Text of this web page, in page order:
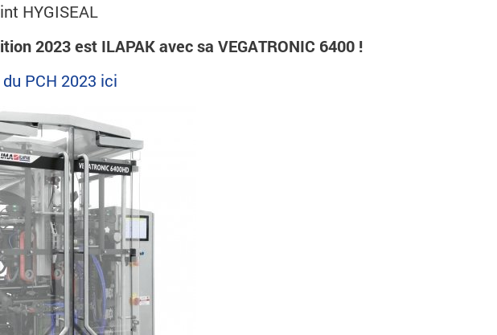
HYGISEAL
2023 est ILAPAK avec sa VEGATRONIC 6400 !
PCH 2023 ici